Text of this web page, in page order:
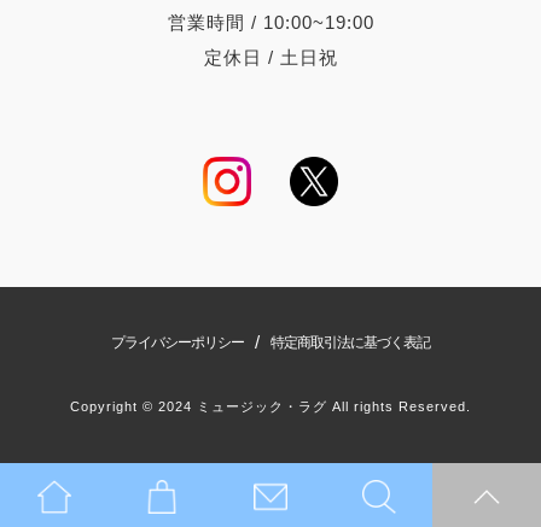
営業時間 / 10:00~19:00
定休日 / 土日祝
プライバシーポリシー / 特定商取引法に基づく表記
Copyright © 2024 ミュージック・ラグ All rights Reserved.